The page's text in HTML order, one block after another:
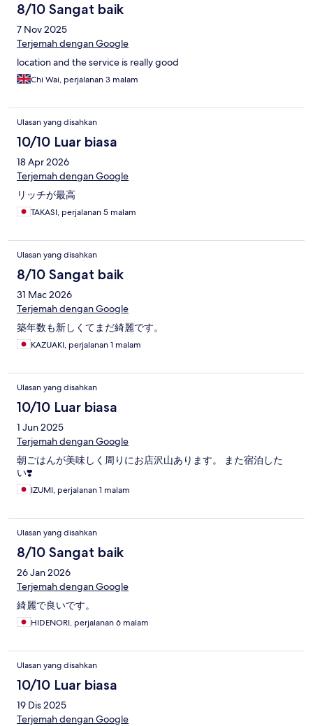
8/10 Sangat baik
7 Nov 2025
Terjemah dengan Google
location and the service is really good
Chi Wai, perjalanan 3 malam
Ulasan yang disahkan
10/10 Luar biasa
18 Apr 2026
Terjemah dengan Google
リッチが最高
TAKASI, perjalanan 5 malam
Ulasan yang disahkan
8/10 Sangat baik
31 Mac 2026
Terjemah dengan Google
築年数も新しくてまだ綺麗です。
KAZUAKI, perjalanan 1 malam
Ulasan yang disahkan
10/10 Luar biasa
1 Jun 2025
Terjemah dengan Google
朝ごはんが美味しく周りにお店沢山あります。 また宿泊した
い❣️
IZUMI, perjalanan 1 malam
Ulasan yang disahkan
8/10 Sangat baik
26 Jan 2026
Terjemah dengan Google
綺麗で良いです。
HIDENORI, perjalanan 6 malam
Ulasan yang disahkan
10/10 Luar biasa
19 Dis 2025
Terjemah dengan Google